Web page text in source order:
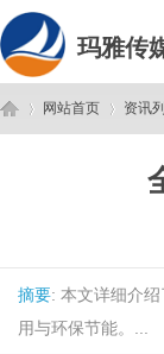
玛雅传
网站首页 资讯
摘要: 本文详细介
用与环保节能。...